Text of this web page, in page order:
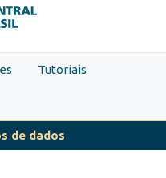
Tutoriais
de dados